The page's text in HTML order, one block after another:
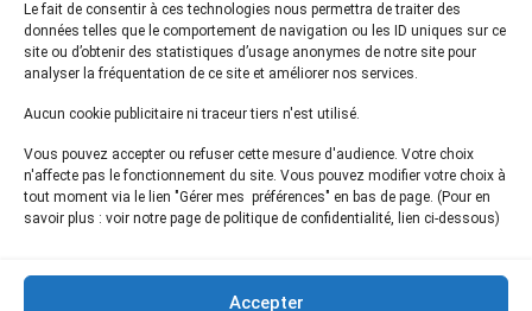
Le fait de consentir à ces technologies nous permettra de traiter des
données telles que le comportement de navigation ou les ID uniques sur ce
site ou d’obtenir des statistiques d’usage anonymes de notre site pour
analyser la fréquentation de ce site et améliorer nos services.
Aucun cookie publicitaire ni traceur tiers n'est utilisé.
Vous pouvez accepter ou refuser cette mesure d'audience. Votre choix
n'affecte pas le fonctionnement du site. Vous pouvez modifier votre choix à
tout moment via le lien "Gérer mes préférences" en bas de page. (Pour en
savoir plus : voir notre page de politique de confidentialité, lien ci-dessous)
Accepter
Actualités
Presse
Informations légales
Plan du site
Inscrivez-vous à notrenewsletter